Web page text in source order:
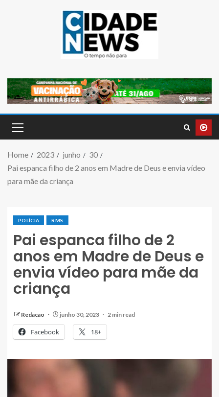
Home 2023 junho
30
Pai espanca filho de 2 anos em Madre de Deus e envia vídeo
para mãe da criança
POLÍCIA RMS
Pai espanca filho de 2
anos em Madre de Deus e
envia vídeo para mãe da
criança
Redacao junho 30, 2023 2 min read
Facebook 18+